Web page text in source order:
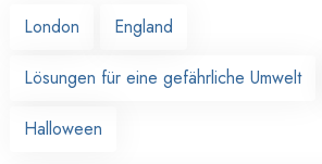
London
England
Lösungen für eine gefährliche Umwelt
Halloween